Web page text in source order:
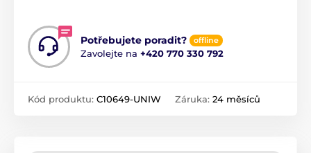
Potřebujete poradit? offline
Zavolejte na +420 770 330 792
Kód produktu: C10649-UNIW Záruka: 24 měsíců